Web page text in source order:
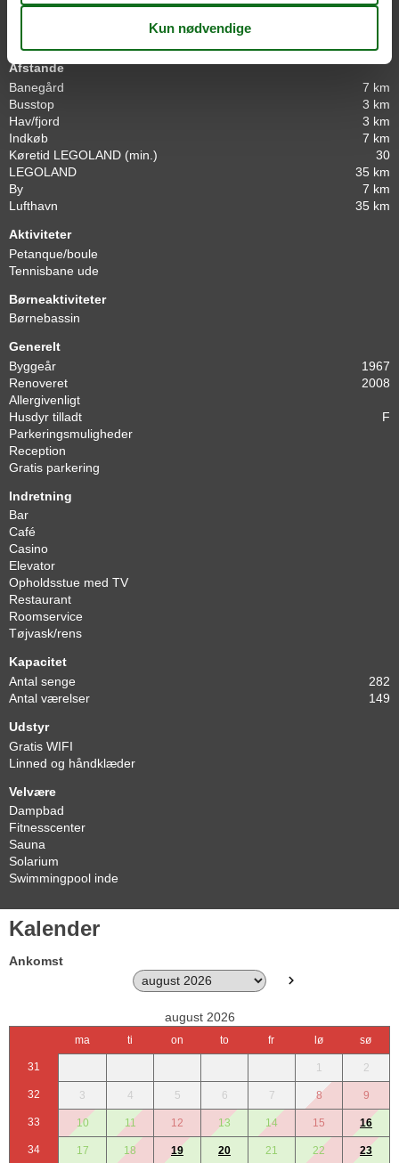
Facilities for Munkebjerg Hotel
Afstande
Banegård
7 km
Busstop
3 km
Hav/fjord
3 km
Indkøb
7 km
Køretid LEGOLAND (min.)
30
LEGOLAND
35 km
By
7 km
Lufthavn
35 km
Aktiviteter
Petanque/boule
Tennisbane ude
Børneaktiviteter
Børnebassin
Generelt
Byggeår
1967
Renoveret
2008
Allergivenligt
Husdyr tilladt
F
Parkeringsmuligheder
Reception
Gratis parkering
Indretning
Bar
Café
Casino
Elevator
Opholdsstue med TV
Restaurant
Roomservice
Tøjvask/rens
Kapacitet
Antal senge
282
Antal værelser
149
Udstyr
Gratis WIFI
Linned og håndklæder
Velvære
Dampbad
Fitnesscenter
Sauna
Solarium
Swimmingpool inde
Kalender
Ankomst
august 2026
ma ti on to fr lø sø
31 1 2
32 3 4 5 6 7 8 9
33 10 11 12 13 14 15 16
34 17 18 19 20 21 22 23